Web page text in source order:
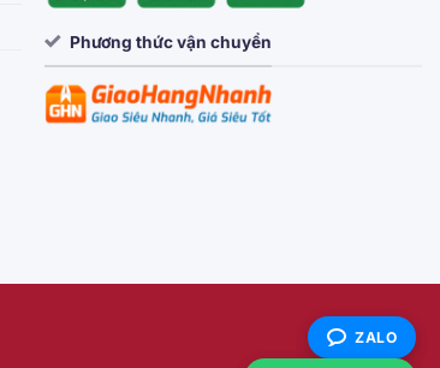
Phương thức vận chuyển
ZALO